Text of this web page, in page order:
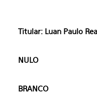
Titular: Luan Paulo
NULO
BRANCO